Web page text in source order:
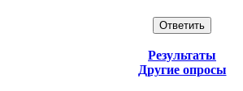
Результаты
Другие опросы